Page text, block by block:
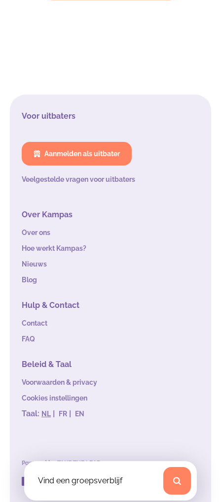
Vind een groepsverblijf
Voor uitbaters
Aanmelden als uitbater
Veelgestelde vragen voor uitbaters
Over Kampas
Over ons
Hoe werkt Kampas?
Nieuws
Blog
Hulp & Contact
Contact
FAQ
Beleid & Taal
Voorwaarden & privacy
Cookies instellingen
Taal: NL | FR | EN
Powered byTAKE THE LEAD